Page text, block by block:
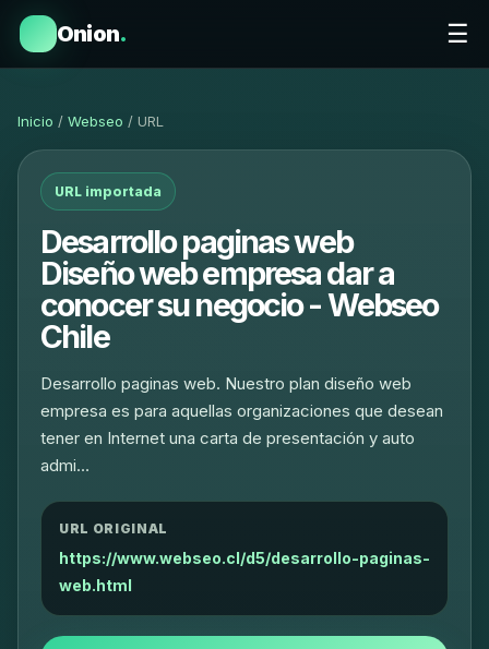
Onion. ☰
Inicio / Webseo / URL
URL importada
Desarrollo paginas web
Diseño web empresa dar a
conocer su negocio - Webseo
Chile
Desarrollo paginas web. Nuestro plan diseño web
empresa es para aquellas organizaciones que desean
tener en Internet una carta de presentación y auto
admi…
URL ORIGINAL
https://www.webseo.cl/d5/desarrollo-paginas-
web.html